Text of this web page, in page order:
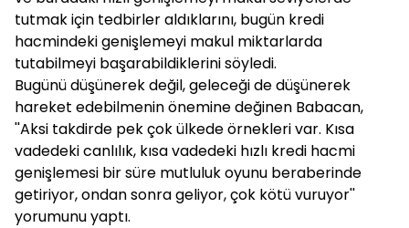
tutmak için tedbirler aldıklarını, bugün kredi
hacmindeki genişlemeyi makul miktarlarda
tutabilmeyi başarabildiklerini söyledi.
Bugünü düşünerek değil, geleceği de düşünerek
hareket edebilmenin önemine değinen Babacan,
''Aksi takdirde pek çok ülkede örnekleri var. Kısa
vadedeki canlılık, kısa vadedeki hızlı kredi hacmi
genişlemesi bir süre mutluluk oyunu beraberinde
getiriyor, ondan sonra geliyor, çok kötü vuruyor''
yorumunu yaptı.